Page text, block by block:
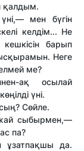
қалдым.
мен бүгін
келдім... Не
барып
Неге
ме?
ақ осылай
үні.
Сөйле.
сыбырмен,—
па?
ұзатпақшы да.